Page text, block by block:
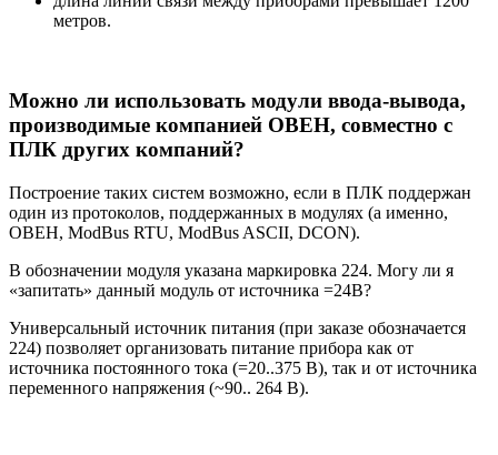
метров.
Можно ли использовать модули ввода-вывода,
производимые компанией ОВЕН, совместно с
ПЛК других компаний?
Построение таких систем возможно, если в ПЛК поддержан
один из протоколов, поддержанных в модулях (а именно,
ОВЕН, ModBus RTU, ModBus ASCII, DCON).
В обозначении модуля указана маркировка 224. Могу ли я
«запитать» данный модуль от источника =24В?
Универсальный источник питания (при заказе обозначается
224) позволяет организовать питание прибора как от
источника постоянного тока (=20..375 В), так и от источника
переменного напряжения (~90.. 264 В).